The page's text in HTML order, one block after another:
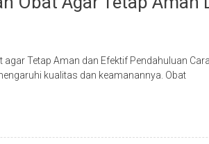
agar Tetap Aman dan Efektif Pendahuluan
kualitas dan keamanannya. Obat